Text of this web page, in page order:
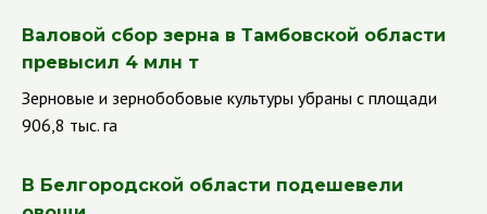
Валовой сбор зерна в Тамбовской области
превысил 4 млн т
Зерновые и зернобобовые культуры убраны с площади
906,8 тыс. га
В Белгородской области подешевели